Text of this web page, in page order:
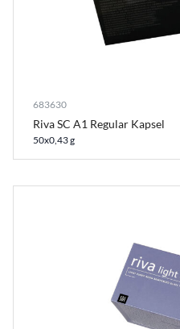
683630
Riva SC A1 Regular Kapsel
50x0,43 g